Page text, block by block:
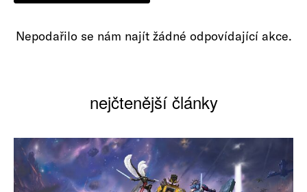
Nepodařilo se nám najít žádné odpovídající akce.
nejčtenější články